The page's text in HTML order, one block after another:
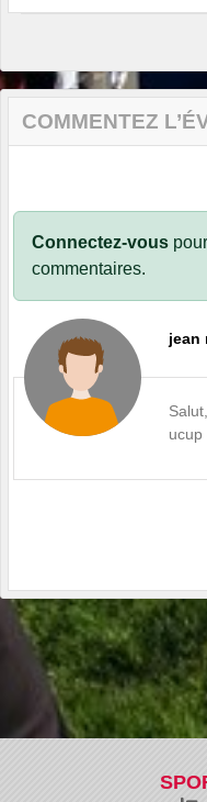
COMMENTEZ
Connectez-vous
commentaires.
jean
ucup